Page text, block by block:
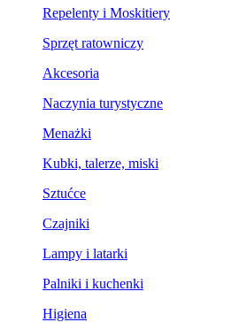
Repelenty i Moskitiery
Sprzęt ratowniczy
Akcesoria
Naczynia turystyczne
Menażki
Kubki, talerze, miski
Sztućce
Czajniki
Lampy i latarki
Palniki i kuchenki
Higiena